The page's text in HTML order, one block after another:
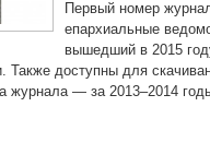
Первый номер
епархиальные
вышедший в 2015
Также доступны для
журнала — за 2013–2014